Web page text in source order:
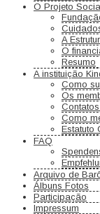
O Projeto
A
O
Resumo
A instituição
Como
Os
Como
Estatuto
FAQ
Arquivo de
Álbuns Fotos
Participação
Impressum